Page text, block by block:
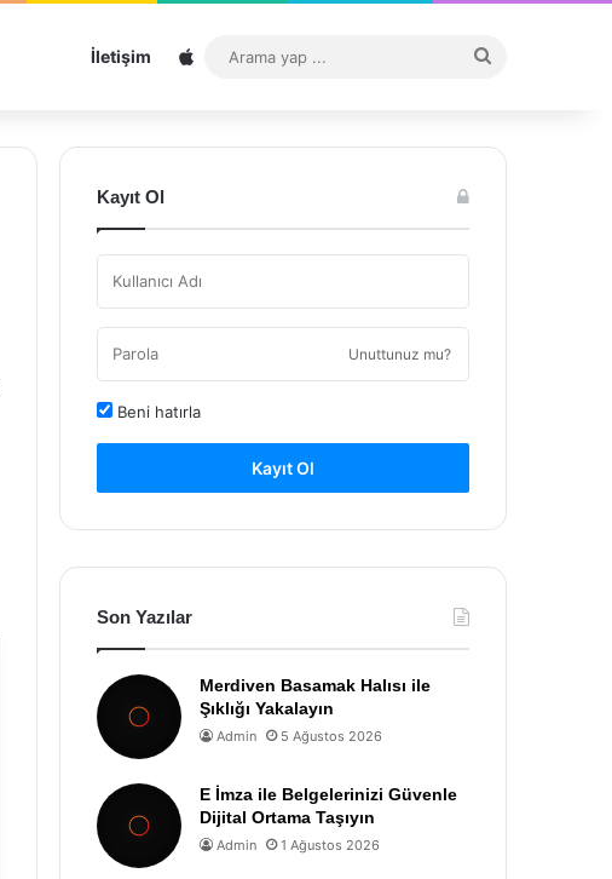
İletişim Sitemap
...
Kayıt Ol
Unuttunuz mu?
Beni hatırla
Kayıt Ol
Son Yazılar
Merdiven Basamak Halısı ile
Şıklığı Yakalayın
Admin 5 Ağustos 2026
E İmza ile Belgelerinizi Güvenle
Dijital Ortama Taşıyın
Admin 1 Ağustos 2026